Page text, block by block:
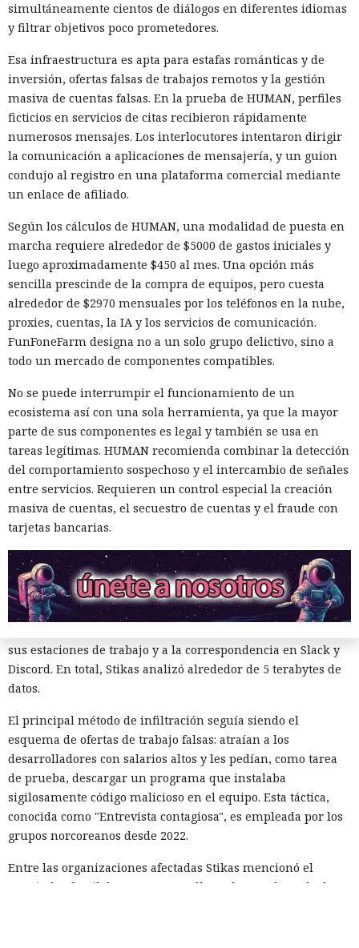
simultáneamente cientos de diálogos en diferentes idiomas
y filtrar objetivos poco prometedores.
Esa infraestructura es apta para estafas románticas y de
inversión, ofertas falsas de trabajos remotos y la gestión
masiva de cuentas falsas. En la prueba de HUMAN, perfiles
ficticios en servicios de citas recibieron rápidamente
numerosos mensajes. Los interlocutores intentaron dirigir
la comunicación a aplicaciones de mensajería, y un guion
condujo al registro en una plataforma comercial mediante
un enlace de afiliado.
Según los cálculos de HUMAN, una modalidad de puesta en
marcha requiere alrededor de $5000 de gastos iniciales y
luego aproximadamente $450 al mes. Una opción más
sencilla prescinde de la compra de equipos, pero cuesta
alrededor de $2970 mensuales por los teléfonos en la nube,
proxies, cuentas, la IA y los servicios de comunicación.
FunFoneFarm designa no a un solo grupo delictivo, sino a
todo un mercado de componentes compatibles.
No se puede interrumpir el funcionamiento de un
ecosistema así con una sola herramienta, ya que la mayor
parte de sus componentes es legal y también se usa en
tareas legítimas. HUMAN recomienda combinar la detección
del comportamiento sospechoso y el intercambio de señales
entre servicios. Requieren un control especial la creación
masiva de cuentas, el secuestro de cuentas y el fraude con
tarjetas bancarias.
10:18 / 09.08.2026
Ciberdelincuentes buscaban carteras de criptomonedas
mientras un desconocido permanecía sentado a sus
espaldas.
A veces la única manera de valorar de verdad la magnitud
de la amenaza es infiltrarse en el territorio del adversario;
eso fue lo que hizo el investigador griego Vangelis Stikas,
que durante casi dos años estudió desde dentro los
servidores de hackers norcoreanos. En ese tiempo averiguó
que las víctimas del grupo fueron 1640 empresas de 57
países, y alrededor de 700–800 de ellas resultaron
especialmente afectadas: los atacantes obtenían acceso root
a servidores, cuentas en la nube de AWS y monederos de
criptomonedas.
Stikas, director técnico de la empresa Kumio,contó su halla
zgoen la conferencia Black Hat en Las Vegas. Según dijo,
accedió a varios servidores de comando de los hackers, y en
algunos casos los propios atacantes infectaban sus
sus estaciones de trabajo y a la correspondencia en Slack y
Discord. En total, Stikas analizó alrededor de 5 terabytes de
datos.
El principal método de infiltración seguía siendo el
esquema de ofertas de trabajo falsas: atraían a los
desarrolladores con salarios altos y les pedían, como tarea
de prueba, descargar un programa que instalaba
sigilosamente código malicioso en el equipo. Esta táctica,
conocida como "Entrevista contagiosa", es empleada por los
grupos norcoreanos desde 2022.
Entre las organizaciones afectadas Stikas mencionó el
Hospital Infantil de Boston, que albergaba una base de datos